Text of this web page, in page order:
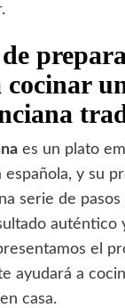
cocinar
es un plato
española, y su
serie de pasos
auténtico
el
ayudará a
casa.